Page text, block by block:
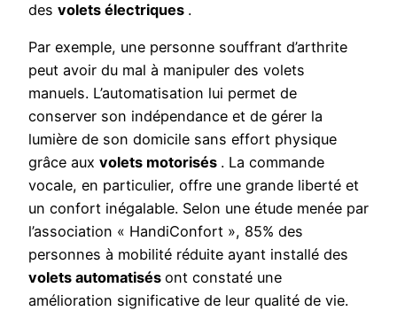
des volets électriques .
Par exemple, une personne souffrant d’arthrite
peut avoir du mal à manipuler des volets
manuels. L’automatisation lui permet de
conserver son indépendance et de gérer la
lumière de son domicile sans effort physique
grâce aux volets motorisés . La commande
vocale, en particulier, offre une grande liberté et
un confort inégalable. Selon une étude menée par
l’association « HandiConfort », 85% des
personnes à mobilité réduite ayant installé des
volets automatisés ont constaté une
amélioration significative de leur qualité de vie.